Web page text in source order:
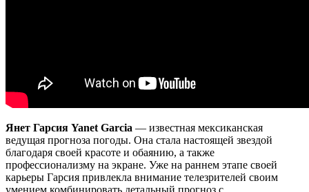
Янет Гарсия Yanet Garcia — известная мексиканская
ведущая прогноза погоды. Она стала настоящей звездой
благодаря своей красоте и обаянию, а также
профессионализму на экране. Уже на раннем этапе своей
карьеры Гарсия привлекла внимание телезрителей своим
умением комбинировать детальный прогноз с